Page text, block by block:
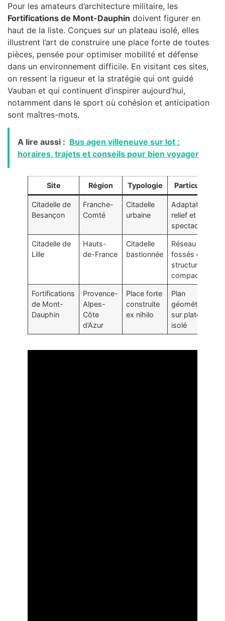
Pour les amateurs d’architecture militaire, les
Fortifications de Mont-Dauphin doivent figurer en
haut de la liste. Conçues sur un plateau isolé, elles
illustrent l’art de construire une place forte de toutes
pièces, pensée pour optimiser mobilité et défense
dans un environnement difficile. En visitant ces sites,
on ressent la rigueur et la stratégie qui ont guidé
Vauban et qui continuent d’inspirer aujourd’hui,
notamment dans le sport où cohésion et anticipation
sont maîtres-mots.
A lire aussi : Bus agen villeneuve sur lot :
horaires, trajets et conseils pour bien voyager
Site Région Typologie Particularité
Citadelle de
Besançon
Franche-
Comté
Citadelle
urbaine
Adaptation au
relief et vues
spectaculaires
Citadelle de
Lille
Hauts-
de-France
Citadelle
bastionnée
Réseau de
fossés et
structures
compactes
Fortifications
de Mont-
Dauphin
Provence-
Alpes-
Côte
d’Azur
Place forte
construite
ex nihilo
Plan
géométrique
sur plateau
isolé